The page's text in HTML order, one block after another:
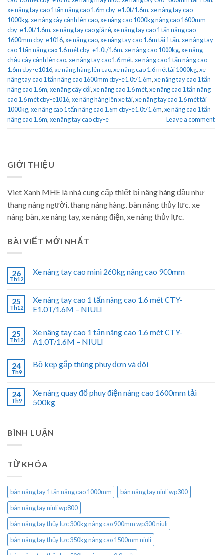
xe nâng tay cao 1 tấn nâng cao 1.6m cby-e1.0t/1.6m,xe nâng tay cao
1000kg,xe nâng cây cảnh lên cao,xe nâng cao 1000kg nâng cao 1600mm
cby-e1.0t/1.6m,xe nâng tay cao giá rẻ,xe nâng tay cao 1 tấn nâng cao
1600mm cby-e1016,xe nâng cao,xe nâng tay cao 1.6m tải 1 tấn,xe nâng tay
cao 1 tấn nâng cao 1.6 mét cby-e1.0t/1.6m,xe nâng cao 1000kg,xe nâng
chậu cây cảnh lên cao,xe nâng tay cao 1.6 mét,xe nâng cao 1 tấn nâng cao
1.6m cby-e1016,xe nâng hàng lên cao,xe nâng cao 1.6 mét tải 1000kg,xe
nâng tay cao 1 tấn nâng cao 1600mm cby-e1.0t/1.6m,xe nâng tay cao 1 tấn
nâng cao 1.6m,xe nâng cây cối,xe nâng cao 1.6 mét,xe nâng cao 1 tấn nâng
cao 1.6 mét cby-e1016,xe nâng hàng lên xe tải,xe nâng tay cao 1.6 mét tải
1000kg,xe nâng cao 1 tấn nâng cao 1.6m cby-e1.0t/1.6m,xe nâng cao 1 tấn
nâng cao 1.6m,xe nâng tay cao cby-e Leave a comment
GIỚI THIỆU
Viet Xanh MHE là nhà cung cấp thiết bị nâng hàng đầu như
thang nâng người, thang nâng hàng, bàn nâng thủy lực, xe
nâng bàn, xe nâng tay, xe nâng điện, xe nâng thủy lực.
BÀI VIẾT MỚI NHẤT
26
Th12
Xe nâng tay cao mini 260kg nâng cao 900mm
25
Th12
Xe nâng tay cao 1 tấn nâng cao 1.6 mét CTY-
E1.0T/1.6M – NIULI
25
Th12
Xe nâng tay cao 1 tấn nâng cao 1.6 mét CTY-
A1.0T/1.6M – NIULI
24
Th9
Bộ kẹp gắp thùng phuy đơn và đôi
24
Th9
Xe nâng quay đổ phuy điện nâng cao 1600mm tải
500kg
BÌNH LUẬN
TỪ KHÓA
bàn nâng tay 1 tấn nâng cao 1000mm
bàn nâng tay niuli wp300
bàn nâng tay niuli wp800
bàn nâng tay thủy lực 300kg nâng cao 900mm wp300 niuli
bàn nâng tay thủy lực 350kg nâng cao 1500mm niuli